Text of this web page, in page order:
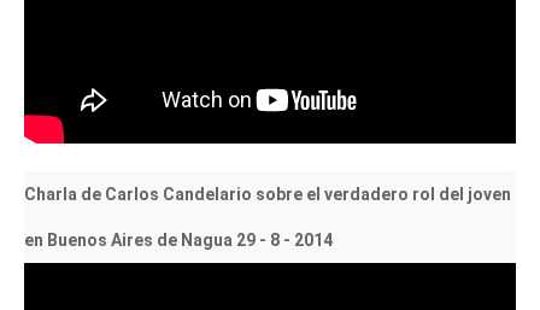
Charla de Carlos Candelario sobre el verdadero rol del joven
en Buenos Aires de Nagua 29 - 8 - 2014